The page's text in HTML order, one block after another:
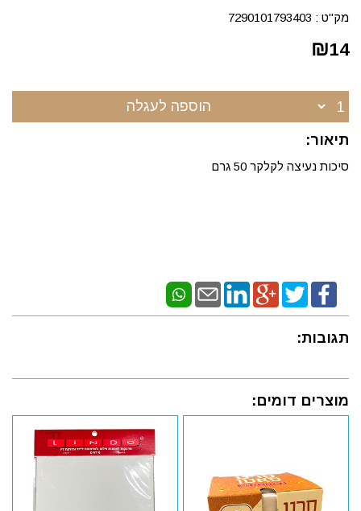
מק"ט : 7290101793403
₪14
הוספה לעגלה
תיאור:
סיכות נעיצה לקלקר 50 גרם
תגובות:
מוצרים דומים: